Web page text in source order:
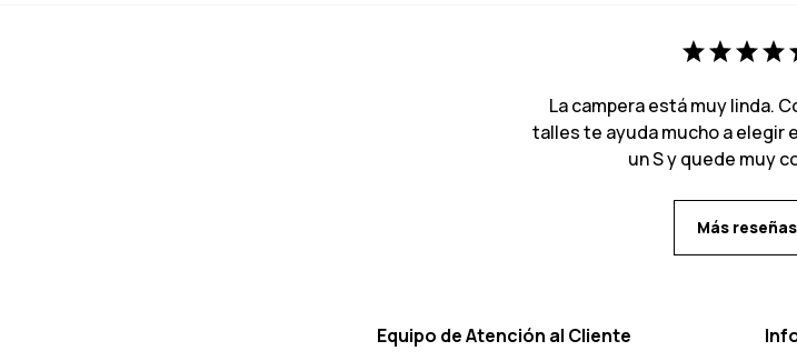
La campera está muy linda.
talles te ayuda mucho a elegir
un S y quede muy
Más reseñas
Equipo de Atención al Cliente